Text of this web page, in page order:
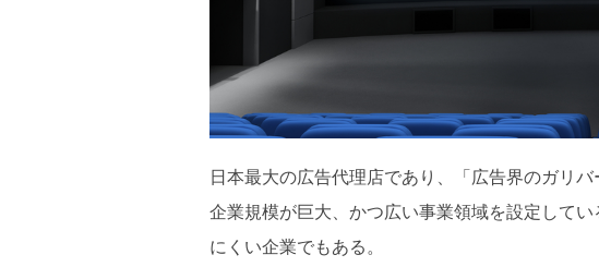
日本最大の広告代理店であり、「広告界のガリ
企業規模が巨大、かつ広い事業領域を設定して
にくい企業でもある。